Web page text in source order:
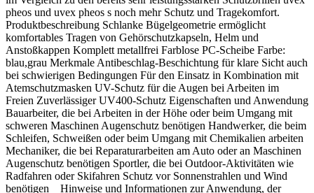
pheos und uvex pheos s noch mehr Schutz und Tragekomfort.
Produktbeschreibung Schlanke Bügelgeometrie ermöglicht
komfortables Tragen von Gehörschutzkapseln, Helm und
Anstoßkappen Komplett metallfrei Farblose PC-Scheibe Farbe:
blau,grau Merkmale Antibeschlag-Beschichtung für klare Sicht auch
bei schwierigen Bedingungen Für den Einsatz in Kombination mit
Atemschutzmasken UV-Schutz für die Augen bei Arbeiten im
Freien Zuverlässiger UV400-Schutz Eigenschaften und Anwendung
Bauarbeiter, die bei Arbeiten in der Höhe oder beim Umgang mit
schweren Maschinen Augenschutz benötigen Handwerker, die beim
Schleifen, Schweißen oder beim Umgang mit Chemikalien arbeiten
Mechaniker, die bei Reparaturarbeiten am Auto oder an Maschinen
Augenschutz benötigen Sportler, die bei Outdoor-Aktivitäten wie
Radfahren oder Skifahren Schutz vor Sonnenstrahlen und Wind
benötigen Hinweise und Informationen zur Anwendung, der